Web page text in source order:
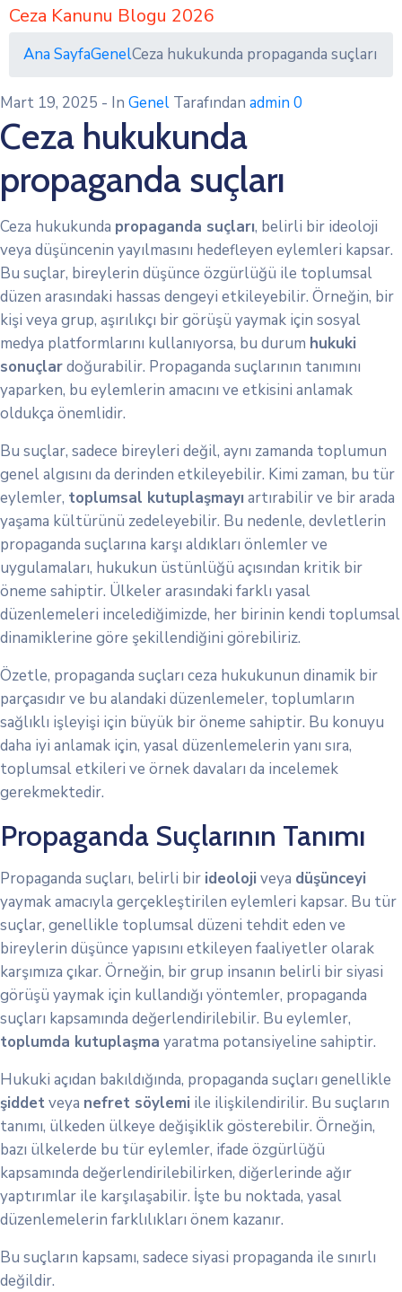
Ceza Kanunu Blogu 2026
Ana SayfaGenelCeza hukukunda propaganda suçları
Mart 19, 2025 - In Genel Tarafından admin0
Ceza hukukunda
propaganda suçları
Ceza hukukunda propaganda suçları, belirli bir ideoloji
veya düşüncenin yayılmasını hedefleyen eylemleri kapsar.
Bu suçlar, bireylerin düşünce özgürlüğü ile toplumsal
düzen arasındaki hassas dengeyi etkileyebilir. Örneğin, bir
kişi veya grup, aşırılıkçı bir görüşü yaymak için sosyal
medya platformlarını kullanıyorsa, bu durum hukuki
sonuçlardoğurabilir. Propaganda suçlarının tanımını
yaparken, bu eylemlerin amacını ve etkisini anlamak
oldukça önemlidir.
Bu suçlar, sadece bireyleri değil, aynı zamanda toplumun
genel algısını da derinden etkileyebilir. Kimi zaman, bu tür
eylemler, toplumsal kutuplaşmayı artırabilir ve bir arada
yaşama kültürünü zedeleyebilir. Bu nedenle, devletlerin
propaganda suçlarına karşı aldıkları önlemler ve
uygulamaları, hukukun üstünlüğü açısından kritik bir
öneme sahiptir. Ülkeler arasındaki farklı yasal
düzenlemeleri incelediğimizde, her birinin kendi toplumsal
dinamiklerine göre şekillendiğini görebiliriz.
Özetle, propaganda suçları ceza hukukunun dinamik bir
parçasıdır ve bu alandaki düzenlemeler, toplumların
sağlıklı işleyişi için büyük bir öneme sahiptir. Bu konuyu
daha iyi anlamak için, yasal düzenlemelerin yanı sıra,
toplumsal etkileri ve örnek davaları da incelemek
gerekmektedir.
Propaganda Suçlarının Tanımı
Propaganda suçları, belirli bir ideoloji veya düşünceyi
yaymak amacıyla gerçekleştirilen eylemleri kapsar. Bu tür
suçlar, genellikle toplumsal düzeni tehdit eden ve
bireylerin düşünce yapısını etkileyen faaliyetler olarak
karşımıza çıkar. Örneğin, bir grup insanın belirli bir siyasi
görüşü yaymak için kullandığı yöntemler, propaganda
suçları kapsamında değerlendirilebilir. Bu eylemler,
toplumda kutuplaşma yaratma potansiyeline sahiptir.
Hukuki açıdan bakıldığında, propaganda suçları genellikle
şiddetveya nefret söylemi ile ilişkilendirilir. Bu suçların
tanımı, ülkeden ülkeye değişiklik gösterebilir. Örneğin,
bazı ülkelerde bu tür eylemler, ifade özgürlüğü
kapsamında değerlendirilebilirken, diğerlerinde ağır
yaptırımlar ile karşılaşabilir. İşte bu noktada, yasal
düzenlemelerin farklılıkları önem kazanır.
Bu suçların kapsamı, sadece siyasi propaganda ile sınırlı
değildir.